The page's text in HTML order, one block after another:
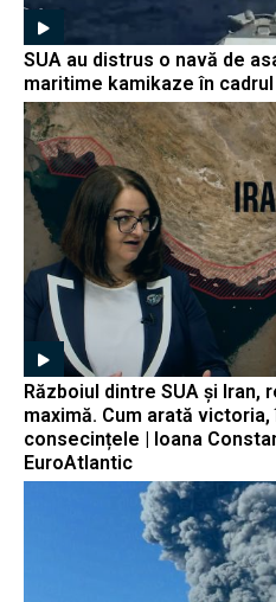
SUA au distrus o navă de
maritime kamikaze în
Războiul dintre SUA și Iran,
maximă. Cum arată
consecințele | Ioana
EuroAtlantic